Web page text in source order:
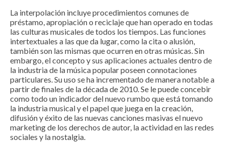
La interpolación incluye procedimientos comunes de
préstamo, apropiación o reciclaje que han operado en todas
las culturas musicales de todos los tiempos. Las funciones
intertextuales a las que da lugar, como la cita o alusión,
también son las mismas que ocurren en otras músicas. Sin
embargo, el concepto y sus aplicaciones actuales dentro de
la industria de la música popular poseen connotaciones
particulares. Su uso se ha incrementado de manera notable a
partir de finales de la década de 2010. Se le puede concebir
como todo un indicador del nuevo rumbo que está tomando
la industria musical y el papel que juega en la creación,
difusión y éxito de las nuevas canciones masivas el nuevo
marketing de los derechos de autor, la actividad en las redes
sociales y la nostalgia.